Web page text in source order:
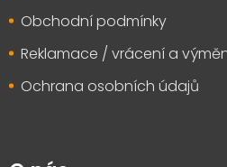
Obchodní podmínky
Reklamace / vrácení a
Ochrana osobních údajů